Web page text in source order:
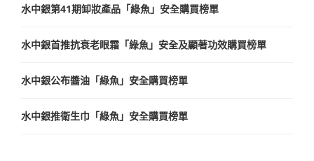
水中銀第41期卸妝產品「綠魚」安全購買榜單
水中銀首推抗衰老眼霜「綠魚」安全及顯著功效購買榜單
水中銀公布醬油「綠魚」安全購買榜單
水中銀推衛生巾「綠魚」安全購買榜單